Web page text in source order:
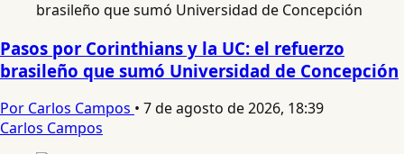
Pasos por Corinthians y la UC: el refuerzo
brasileño que sumó Universidad de Concepción
Por Carlos Campos • 7 de agosto de 2026, 18:39
Carlos Campos